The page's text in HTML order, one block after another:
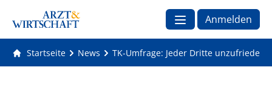
Anmelden
Startseite News TK-Umfrage: Jeder Dritte unzufrieden